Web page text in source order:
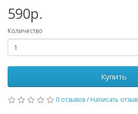
590р.
Количество
Купить
0 отзывов/ Написать отзыв